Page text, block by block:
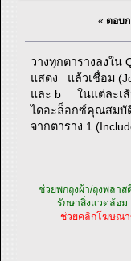
« ตอบ
วางทุกตารางลงใน
แสดง แล้วเชื่อม
และ b ในแต่ละเส้
ไดอะล็อกซ์คุณสมบั
จากตาราง 1
ช่วยพกถุงผ้า/ถุงพลา
รักษาสิ่งแวดล้อม
ช่วยคลิกโฆษณา